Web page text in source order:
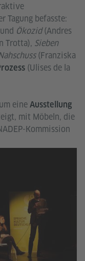
Tagung befasste:
Ökozid(Andres
Trotta), Sieben
(Franziska
(Ulises de la
eine Ausstellung
mit Möbeln, die
Kommission